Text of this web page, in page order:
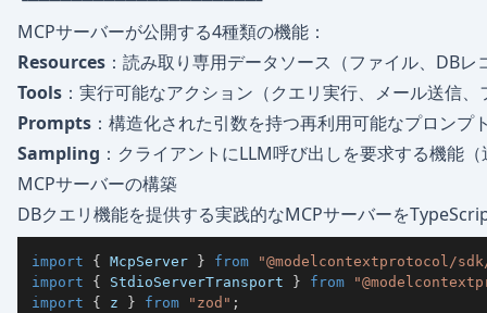
MCPサーバーが公開する4種類の機能：
Resources ：読み取り専用データソース（ファイル、DB
Tools ：実行可能なアクション（クエリ実行、メール送信
Prompts ：構造化された引数を持つ再利用可能なプロンプ
Sampling ：クライアントにLLM呼び出しを要求する機能
MCPサーバーの構築
DBクエリ機能を提供する実践的なMCPサーバーを
import { McpServer } from
"@modelcontextprotocol/
import
{ StdioServerTransport } from
import
{ z } from "zod" ;